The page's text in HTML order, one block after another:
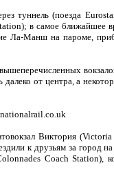
туннель (поезда
); в самое ближайшее
Ла-Манш на пароме,
от центра, а
nationalrail.co.uk
Виктория (Victoria
к друзьям за город
Coach Station),